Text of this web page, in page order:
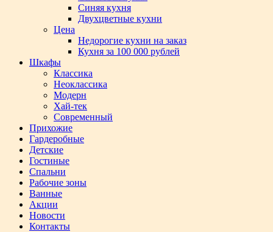
Синяя кухня
Двухцветные кухни
Цена
Недорогие кухни на заказ
Кухня за 100 000 рублей
Шкафы
Классика
Неоклассика
Модерн
Хай-тек
Современный
Прихожие
Гардеробные
Детские
Гостиные
Спальни
Рабочие зоны
Ванные
Акции
Новости
Контакты